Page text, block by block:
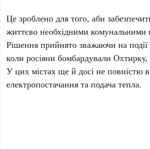
Це зроблено для того, аби
життєво необхідними комунальними
Рішення прийнято зважаючи на події
коли росіяни бомбардували
У цих містах ще й досі не повністю
електропостачання та подача тепла.